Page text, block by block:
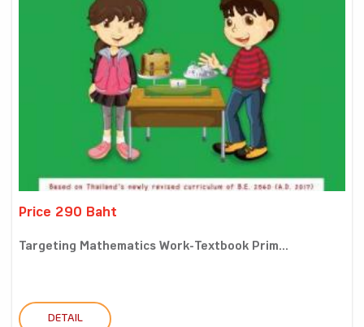
Price 290 Baht
Targeting Mathematics Work-Textbook Prim...
DETAIL